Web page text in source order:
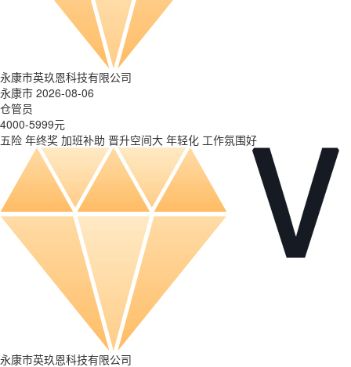
永康市英玖恩科技有限公司
永康市 2026-08-06
仓管员
4000-5999元
五险 年终奖 加班补助 晋升空间大 年轻化 工作氛围好
永康市英玖恩科技有限公司